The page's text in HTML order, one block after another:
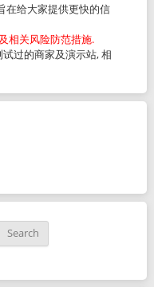
在给大家提供更快的信
相关风险防范措施.
试过的商家及演示站, 相